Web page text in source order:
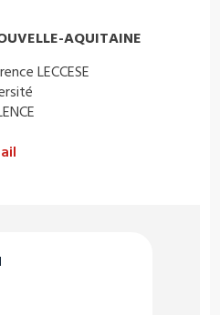
AQUITAINE
LECCESE